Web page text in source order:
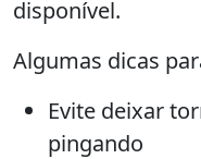
disponível.
Algumas dicas
Evite deixar
pingando